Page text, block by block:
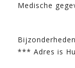
Medische
Bijzonderheden
*** Adres is